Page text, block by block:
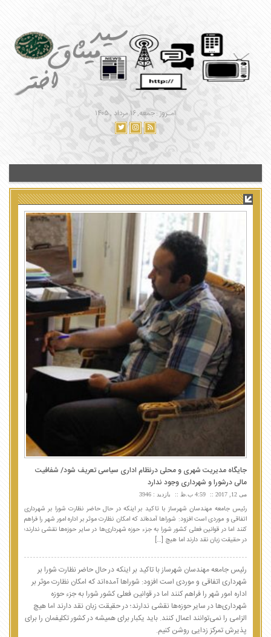
امـروز : جمعه, ۱۶ مرداد , ۱۴۰۵
جایگاه مدیریت شهری و محلی درنظام اداری سیاسی تعریف شود/ شفافیت
مالی درشورا و شهرداری وجود ندارد
می 12, 2017 4:59 ب.ظ بازدید : 3946
رئیس جامعه مهندسان شهرساز با تاکید بر اینکه در حال حاضر نظارت شورا بر شهرداری
اتفاقی و موردی است افزود: شوراها آمده‌اند که امکان نظارت موثر بر اداره امور شهر را فراهم
کنند اما در قوانین فعلی کشور شورا به جزء حوزه شهرداری‌ها در سایر حوزه‌ها نقشی ندارند؛
در حقیقت زبان نقد دارند اما هیچ […]
رئیس جامعه مهندسان شهرساز با تاکید بر اینکه در حال حاضر نظارت شورا بر
شهرداری اتفاقی و موردی است افزود: شوراها آمده‌اند که امکان نظارت موثر بر
اداره امور شهر را فراهم کنند اما در قوانین فعلی کشور شورا به جزء حوزه
شهرداری‌ها در سایر حوزه‌ها نقشی ندارند؛ در حقیقت زبان نقد دارند اما هیچ
الزامی را نمی‌توانند اعمال کنند. باید یکبار برای همیشه در کشور تکلیفمان را برای
پذیرش تمرکز زدایی روشن کنیم.